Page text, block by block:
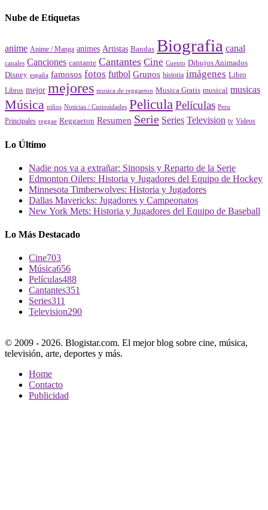
Nube de Etiquetas
anime Anime / Manga animes Artistas Bandas Biografia canal
canales Canciones cantante Cantantes Cine Cuento Dibujos Animados
Disney españa famosos fotos futbol Grupos historia imágenes Libro
Libros mejor mejores musica de reggaeton Musica Gratis musical musicas
Música niños Noticias / Curiosidades PeliculaPelículas Peru
Principales reggae Reggaeton Resumen Serie Series Television tv Videos
Lo Último
Nadie nos va a extrañar: Sinopsis y Reparto de la Serie
Edmonton Oilers: Historia y Jugadores del Equipo de Hockey
Minnesota Timberwolves: Historia y Jugadores
Dallas Mavericks: Jugadores y Campeonatos
New York Mets: Historia y Jugadores del Equipo de Baseball
Lo Más Destacado
Cine703
Música656
Películas488
Cantantes351
Series311
Television290
© 2009 - 2026. Blogistar.com. El mejor blog sobre cine, música,
televisión, arte, deportes y más.
Home
Contacto
Publicidad